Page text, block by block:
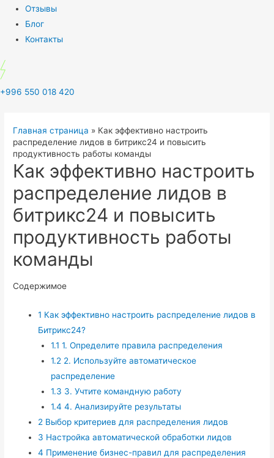
Отзывы
Блог
Контакты
+996 550 018 420
Главная страница » Как эффективно настроить
распределение лидов в битрикс24 и повысить
продуктивность работы команды
Как эффективно настроить
распределение лидов в
битрикс24 и повысить
продуктивность работы
команды
Содержимое
1 Как эффективно настроить распределение лидов в
Битрикс24?
1.1 1. Определите правила распределения
1.2 2. Используйте автоматическое
распределение
1.3 3. Учтите командную работу
1.4 4. Анализируйте результаты
2 Выбор критериев для распределения лидов
3 Настройка автоматической обработки лидов
4 Применение бизнес-правил для распределения